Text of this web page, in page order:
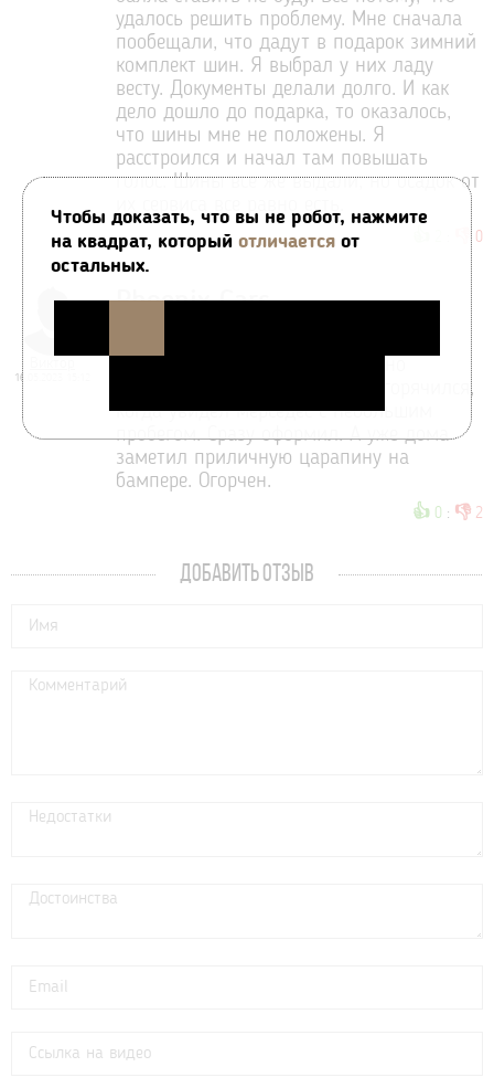
удалось решить проблему. Мне сначала
пообещали, что дадут в подарок зимний
комплект шин. Я выбрал у них ладу
весту. Документы делали долго. И как
дело дошло до подарка, то оказалось,
что шины мне не положены. Я
расстроился и начал там повышать
голос. Шины все же выдали, но осадок от
их сервиса все равно есть.
0
16.05.2023 15:12
Phoenix Cars
смотреть, что покупаешь. Я погорячился,
когда увидел мерседес с небольшим
пробегом. Сразу оформил. А уже дома
заметил приличную царапину на
бампере. Огорчен.
👍 0 : 👎 2
ДОБАВИТЬ ОТЗЫВ
Чтобы доказать, что вы не робот, нажмите
на квадрат, который отличается от
остальных.